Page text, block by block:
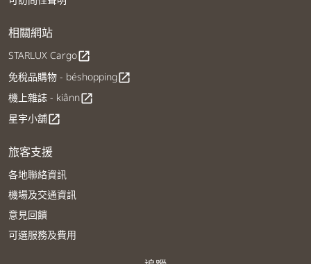
相關網站
STARLUX Cargoopen_in_new
免稅品購物 - béshoppingopen_in_new
機上雜誌 - kiânnopen_in_new
星宇小舖open_in_new
旅客支援
各地聯絡資訊
機場及交通資訊
意見回饋
可選服務及費用